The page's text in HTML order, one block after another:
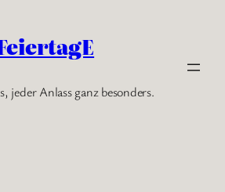
jeder Anlass ganz besonders.